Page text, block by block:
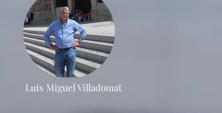
Luis Miguel Villadomat